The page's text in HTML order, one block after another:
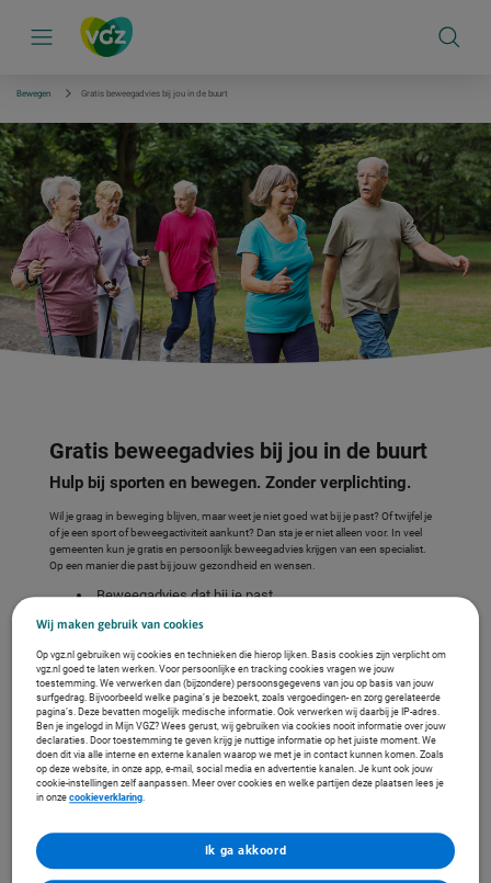
k
s
n
a
v
i
Bewegen Gratis beweegadvies bij jou in de buurt
Gratis beweegadvies bij jou in de buurt
Hulp bij sporten en bewegen. Zonder verplichting.
Wil je graag in beweging blijven, maar weet je niet goed wat bij je past? Of twijfel je
of je een sport of beweegactiviteit aankunt? Dan sta je er niet alleen voor. In veel
gemeenten kun je gratis en persoonlijk beweegadvies krijgen van een specialist.
Op een manier die past bij jouw gezondheid en wensen.
Beweegadvies dat bij je past
Dichtbij jou in de buurt
Gratis en zonder verplichting
Ga nu naar beweegadvies in jouw stad
Woon je niet in een van onderstaande steden? Informeer dan bij jouw gemeente of
hulp bij sporten of bewegen beschikbaar is.
Alkmaar
Den Haag
Wij maken gebruik van cookies
Op vgz.nl gebruiken wij cookies en technieken die hierop lijken. Basis cookies zijn verplicht om
vgz.nl goed te laten werken. Voor persoonlijke en tracking cookies vragen we jouw
toestemming. We verwerken dan (bijzondere) persoonsgegevens van jou op basis van jouw
surfgedrag. Bijvoorbeeld welke pagina’s je bezoekt, zoals vergoedingen- en zorg gerelateerde
pagina’s. Deze bevatten mogelijk medische informatie. Ook verwerken wij daarbij je IP-adres.
Ben je ingelogd in Mijn VGZ? Wees gerust, wij gebruiken via cookies nooit informatie over jouw
declaraties. Door toestemming te geven krijg je nuttige informatie op het juiste moment. We
doen dit via alle interne en externe kanalen waarop we met je in contact kunnen komen. Zoals
op deze website, in onze app, e-mail, social media en advertentie kanalen. Je kunt ook jouw
cookie-instellingen zelf aanpassen. Meer over cookies en welke partijen deze plaatsen lees je
in onzecookieverklaring
Ik ga akkoord